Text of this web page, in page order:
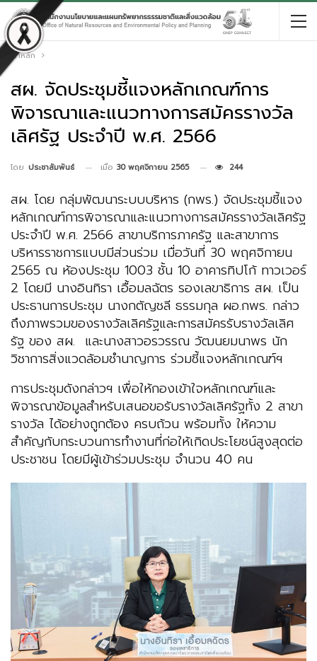
หน้าหลัก
สผ. จัดประชุมชี้แจงหลักเกณฑ์การ
พิจารณาและแนวทางการสมัครรางวัล
เลิศรัฐ ประจำปี พ.ศ. 2566
โดย ประชาสัมพันธ์ เมื่อ 30 พฤศจิกายน 2565 244
สผ. โดย กลุ่มพัฒนาระบบบริหาร (กพร.) จัดประชุมชี้แจง
หลักเกณฑ์การพิจารณาและแนวทางการสมัครรางวัลเลิศรัฐ
ประจำปี พ.ศ. 2566 สาขาบริการภาครัฐ และสาขาการ
บริหารราชการแบบมีส่วนร่วม เมื่อวันที่ 30 พฤศจิกายน
2565 ณ ห้องประชุม 1003 ชั้น 10 อาคารทิปโก้ ทาวเวอร์
2 โดยมี นางอินทิรา เอื้อมลฉัตร รองเลขาธิการ สผ. เป็น
ประธานการประชุม นางกตัญชลี ธรรมกุล ผอ.กพร. กล่าว
ถึงภาพรวมของรางวัลเลิศรัฐและการสมัครรับรางวัลเลิศ
รัฐ ของ สผ. และนางสาวอรวรรณ วัฒนยมนาพร นัก
วิชาการสิ่งแวดล้อมชำนาญการ ร่วมชี้แจงหลักเกณฑ์ฯ
การประชุมดังกล่าวฯ เพื่อให้กองเข้าใจหลักเกณฑ์และ
พิจารณาข้อมูลสำหรับเสนอขอรับรางวัลเลิศรัฐทั้ง 2 สาขา
รางวัล ได้อย่างถูกต้อง ครบถ้วน พร้อมทั้ง ให้ความ
สำคัญกับกระบวนการทำงานที่ก่อให้เกิดประโยชน์สูงสุดต่อ
ประชาชน โดยมีผู้เข้าร่วมประชุม จำนวน 40 คน